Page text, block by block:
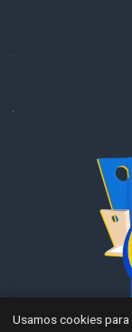
.
.
Usamos cookies